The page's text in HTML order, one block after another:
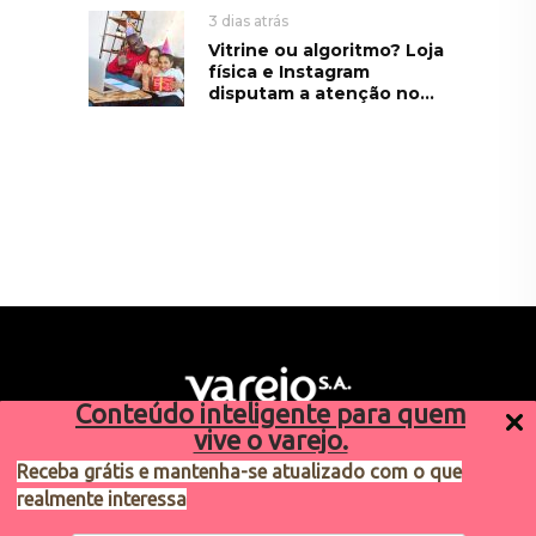
Conteúdo inteligente para quem
vive o varejo.
Receba grátis e mantenha-se atualizado com o que
realmente interessa
3 dias atrás
Vitrine ou algoritmo? Loja
física e Instagram
disputam a atenção no...
Sugestões de pauta